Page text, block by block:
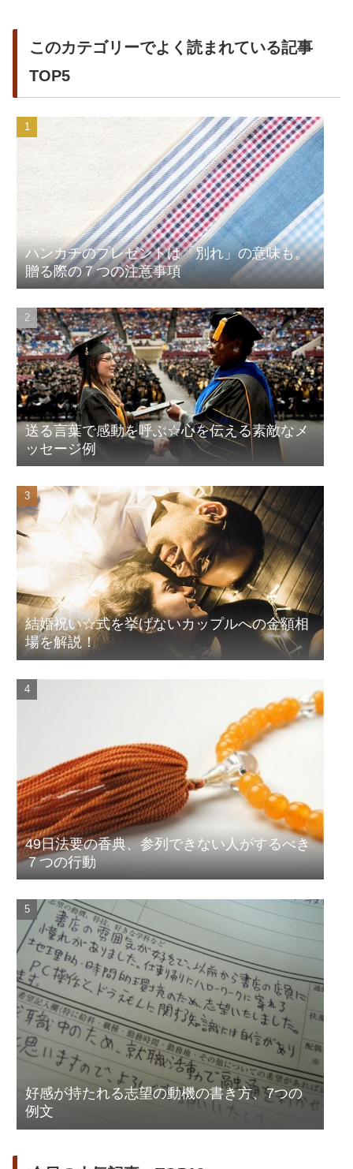
このカテゴリーでよく読まれている記事
TOP5
ハンカチのプレゼントは「別れ」の意味も。
贈る際の７つの注意事項
送る言葉で感動を呼ぶ☆心を伝える素敵なメ
ッセージ例
結婚祝い☆式を挙げないカップルへの金額相
場を解説！
49日法要の香典、参列できない人がするべき
７つの行動
好感が持たれる志望の動機の書き方、7つの
例文